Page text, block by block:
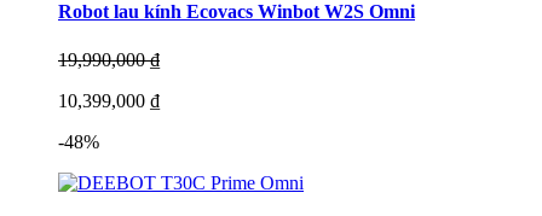
Robot lau kính Ecovacs Winbot W2S Omni
19,990,000 ₫
10,399,000 ₫
-48%